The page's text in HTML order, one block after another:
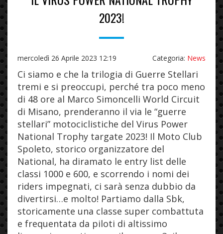
2023!
mercoledì 26 Aprile 2023 12:19 Categoria: News
Ci siamo e che la trilogia di Guerre Stellari
tremi e si preoccupi, perché tra poco meno
di 48 ore al Marco Simoncelli World Circuit
di Misano, prenderanno il via le “guerre
stellari” motociclistiche del Virus Power
National Trophy targate 2023! Il Moto Club
Spoleto, storico organizzatore del
National, ha diramato le entry list delle
classi 1000 e 600, e scorrendo i nomi dei
riders impegnati, ci sarà senza dubbio da
divertirsi…e molto! Partiamo dalla Sbk,
storicamente una classe super combattuta
e frequentata da piloti di altissimo